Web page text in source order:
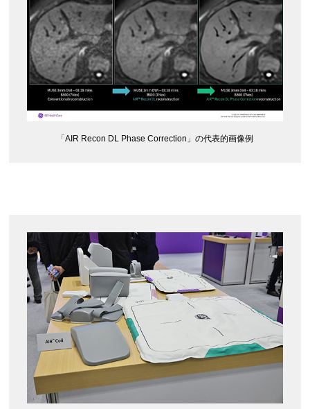
「AIR Recon DL Phase Correction」の代表的画像例